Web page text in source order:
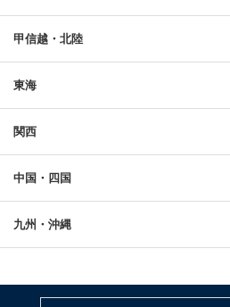
甲信越・北陸
東海
関西
中国・四国
九州・沖縄